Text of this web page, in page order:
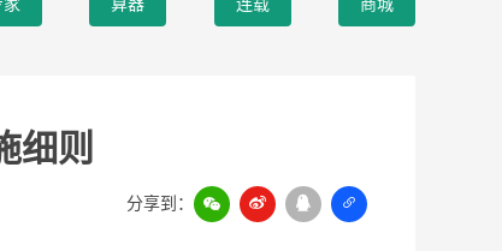
家
算器
连载
商城
细则
分享到：